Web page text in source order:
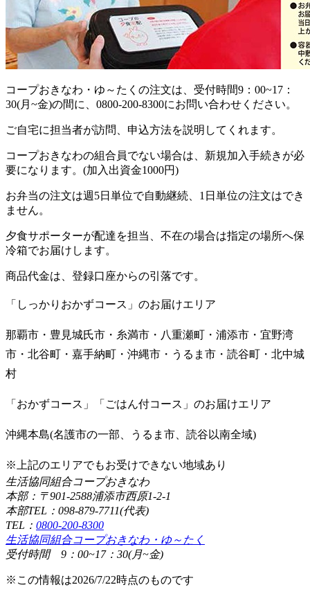
コープおきなわ・ゆ～たくの注文は、受付時間9：00~17：
30(月~金)の間に、0800-200-8300にお問い合わせください。
ご自宅に担当者が訪問、申込方法を説明してくれます。
コープおきなわの組合員でない場合は、新規加入手続きが必
要になります。(加入出資金1000円)
お弁当の注文は週5日単位で自動継続、1日単位の注文はでき
ません。
夕食サポーターが配達を担当、不在の場合は指定の場所へ保
冷箱でお届けします。
商品代金は、登録口座からの引落です。
「しっかりおかずコース」のお届けエリア
那覇市・豊見城氏市・糸満市・八重瀬町・浦添市・宜野湾
市・北谷町・嘉手納町・沖縄市・うるま市・読谷町・北中城
村
「おかずコース」「ごはん付コース」のお届けエリア
沖縄本島(名護市の一部、うるま市、読谷以南全域)
※上記のエリアでもお受けできない地域あり
生活協同組合コープおきなわ
本部：〒901-2588浦添市西原1-2-1
本部TEL：098-879-7711(代表)
TEL： 0800-200-8300
生活協同組合コープおきなわ・ゆ～たく
受付時間 9：00~17：30(月~金)
※この情報は2026/7/22時点のものです